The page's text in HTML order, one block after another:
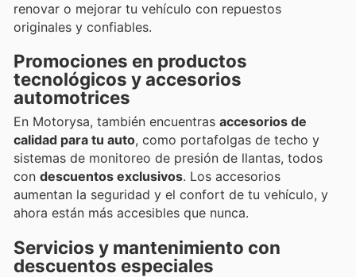
renovar o mejorar tu vehículo con repuestos
originales y confiables.
Promociones en productos
tecnológicos y accesorios
automotrices
En Motorysa, también encuentras accesorios de
calidad para tu auto, como portafolgas de techo y
sistemas de monitoreo de presión de llantas, todos
con descuentos exclusivos. Los accesorios
aumentan la seguridad y el confort de tu vehículo, y
ahora están más accesibles que nunca.
Servicios y mantenimiento con
descuentos especiales